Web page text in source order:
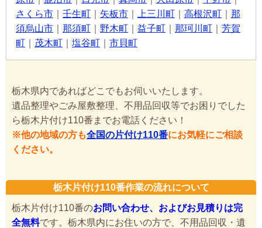
さくら市
壬生町 矢板市 上三川町 高根沢町
那
須烏山市
那須町 野木町 益子町 那珂川町
芳賀
町
茂木町 塩谷町 市貝町
栃木県内であればどこでもお伺いいたします。
遺品整理やごみ屋敷整理、不用品回収等でお困りでした
ら栃木片付け110番までお電話ください！
※他の地域の方も全国の片付け110番にお気軽にご相談
ください。
栃木片付け110番作業の流れについて
栃木片付け110番のお問い合わせ、およびお見積りは完
全無料です。栃木県内にお住いの方で、不用品回収・遺